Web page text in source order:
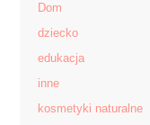
Dom
dziecko
edukacja
inne
kosmetyki naturalne